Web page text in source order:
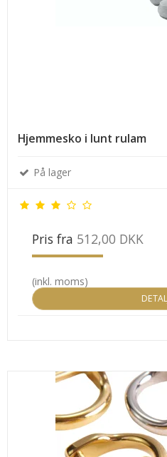
Hjemmesko i lunt rulam
På lager
Pris fra 512,00 DKK
(inkl. moms)